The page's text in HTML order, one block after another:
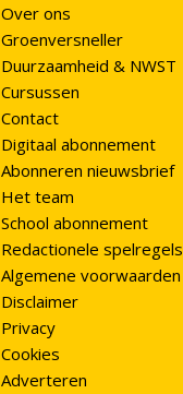
Over ons
Groenversneller
Duurzaamheid & NWST
Cursussen
Contact
Digitaal abonnement
Abonneren nieuwsbrief
Het team
School abonnement
Redactionele spelregels
Algemene voorwaarden
Disclaimer
Privacy
Cookies
Adverteren